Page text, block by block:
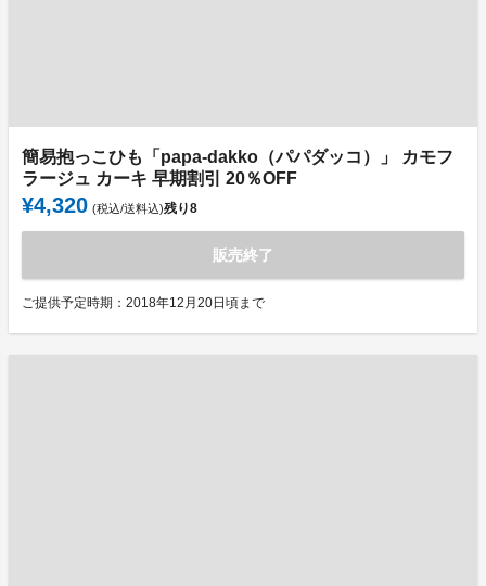
簡易抱っこひも「papa-dakko（パパダッコ）」 カモフ
ラージュ カーキ 早期割引 20％OFF
¥4,320 (税込/送料込)残り8
販売終了
ご提供予定時期：2018年12月20日頃まで